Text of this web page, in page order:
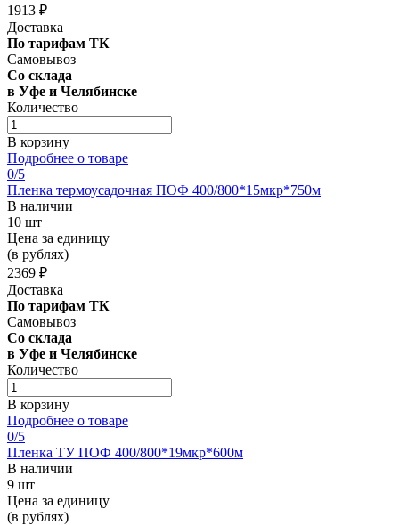
1913 ₽
Доставка
По тарифам ТК
Самовывоз
Со склада
в Уфе и Челябинске
Количество
В корзину
Подробнее о товаре
0/5
Пленка термоусадочная ПОФ 400/800*15мкр*750м
В наличии
10 шт
Цена за единицу
(в рублях)
2369 ₽
Доставка
По тарифам ТК
Самовывоз
Со склада
в Уфе и Челябинске
Количество
В корзину
Подробнее о товаре
0/5
Пленка ТУ ПОФ 400/800*19мкр*600м
В наличии
9 шт
Цена за единицу
(в рублях)